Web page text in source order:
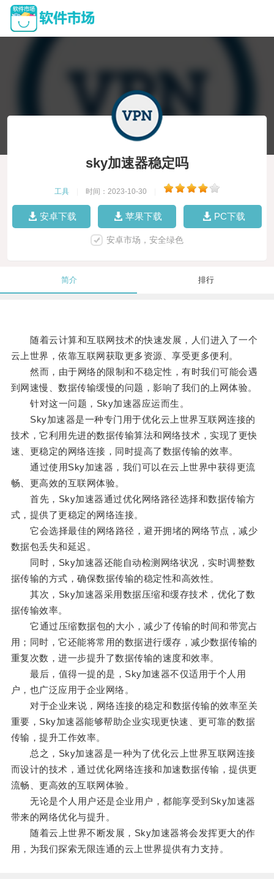
sky加速器稳定吗
工具 时间：2023-10-30
安卓下载 苹果下载 PC下载
安卓市场，安全绿色
简介 排行
随着云计算和互联网技术的快速发展，人们进入了一个
云上世界，依靠互联网获取更多资源、享受更多便利。
然而，由于网络的限制和不稳定性，有时我们可能会遇
到网速慢、数据传输缓慢的问题，影响了我们的上网体验。
针对这一问题，Sky加速器应运而生。
Sky加速器是一种专门用于优化云上世界互联网连接的
技术，它利用先进的数据传输算法和网络技术，实现了更快
速、更稳定的网络连接，同时提高了数据传输的效率。
通过使用Sky加速器，我们可以在云上世界中获得更流
畅、更高效的互联网体验。
首先，Sky加速器通过优化网络路径选择和数据传输方
式，提供了更稳定的网络连接。
它会选择最佳的网络路径，避开拥堵的网络节点，减少
数据包丢失和延迟。
同时，Sky加速器还能自动检测网络状况，实时调整数
据传输的方式，确保数据传输的稳定性和高效性。
其次，Sky加速器采用数据压缩和缓存技术，优化了数
据传输效率。
它通过压缩数据包的大小，减少了传输的时间和带宽占
用；同时，它还能将常用的数据进行缓存，减少数据传输的
重复次数，进一步提升了数据传输的速度和效率。
最后，值得一提的是，Sky加速器不仅适用于个人用
户，也广泛应用于企业网络。
对于企业来说，网络连接的稳定和数据传输的效率至关
重要，Sky加速器能够帮助企业实现更快速、更可靠的数据
传输，提升工作效率。
总之，Sky加速器是一种为了优化云上世界互联网连接
而设计的技术，通过优化网络连接和加速数据传输，提供更
流畅、更高效的互联网体验。
无论是个人用户还是企业用户，都能享受到Sky加速器
带来的网络优化与提升。
随着云上世界不断发展，Sky加速器将会发挥更大的作
用，为我们探索无限连通的云上世界提供有力支持。